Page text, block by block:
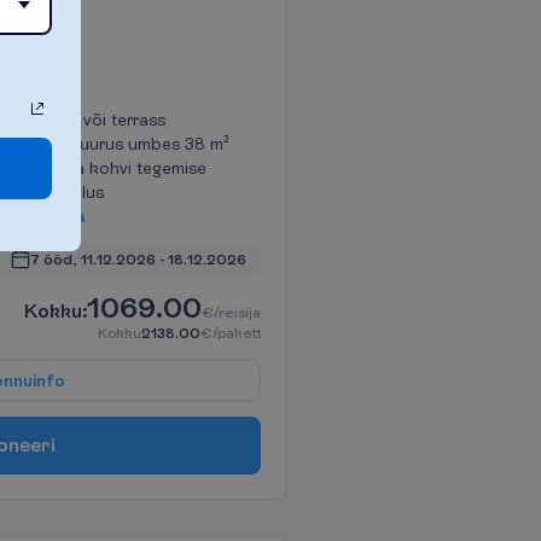
Rõdu või terrass
Toa suurus umbes 38 m²
Tee ja kohvi tegemise
võimalus
a
7 ööd, 11.12.2026 - 18.12.2026
Kokku:1069.00€/reisija
Kokku2138.00€/pakett
nnuinfo
neeri